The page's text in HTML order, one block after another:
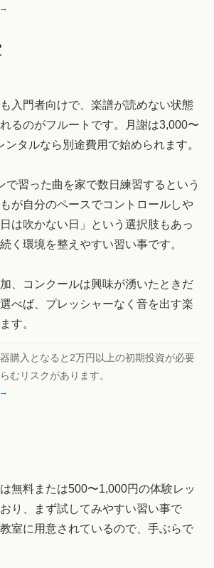
→
入門者向けで、楽譜が読めない状態
るのがフルートです。月謝は3,000〜
ンタルなら別途費用で始められます。
で習った曲を家で数日練習するという
が自分のペースでコントロールしや
は吹かない日」という選択肢もあっ
く環境を整えやすい習い事です。
、コンクールは興味が湧いたときだ
べば、プレッシャーなく音を出す楽
す。
購入となると2万円以上の初期投資が必要
むリスクがあります。
→
無料または500〜1,000円の体験レッ
り、まず試してみやすい習い事で
室に用意されているので、手ぶらで